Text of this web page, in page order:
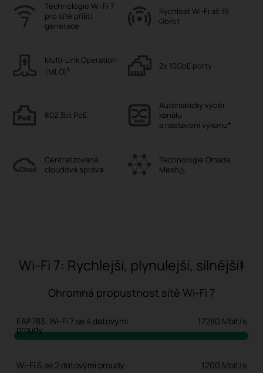
Technologie Wi-Fi 7
pro sítě příští
generace
Rychlost Wi-Fi až 19
Gb/s†
Multi-Link Operation
(MLO) ‡ 2x 10GbE porty
802.3bt PoE
Automatický výběr
kanálu
a nastavení výkonu*
Centralizovaná
cloudová správa
Technologie Omada
Mesh△
Wi-Fi 7: Rychlejší, plynulejší, silnější‡
Wi-Fi 6 se 2 datovými proudy
EAP783: Wi-Fi 7 se 4 datovými
proudy
1200 Mbit/s
17280 Mbit/s
Ohromná propustnost sítě Wi-Fi 7